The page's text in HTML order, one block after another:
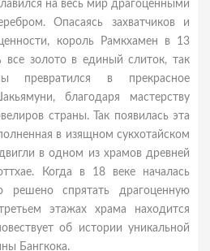
на весь мир драгоценными
Опасаясь захватчиков и
король Рамкхамен в 13
все золото в единый слиток, так
превратился в прекрасное
благодаря мастерству
страны. Так появилась эта
в изящном сукхотайском
в одном из храмов древней
Когда в 18 веке началась
спрятать драгоценную
этажах храма находится
об истории уникальной
Бангкока.